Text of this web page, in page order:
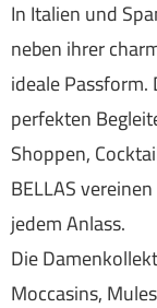
In Italien und
neben ihrer
ideale
perfekten
Shoppen,
BELLAS
jedem Anlass.
Die
Moccasins,